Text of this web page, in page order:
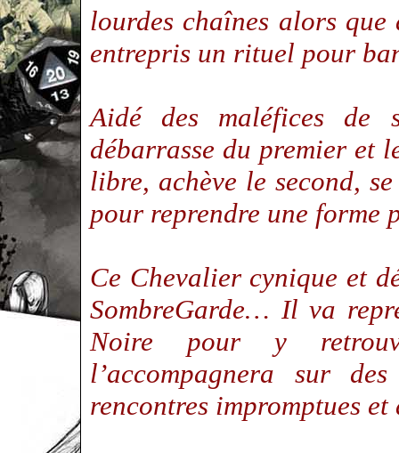
lourdes chaînes alors
entrepris un rituel pour
Aidé des maléfices de
débarrasse du premier et
libre, achève le second,
pour reprendre une forme
Ce Chevalier cynique et
SombreGarde… Il va
Noire pour y
l’accompagnera sur
rencontres impromptues